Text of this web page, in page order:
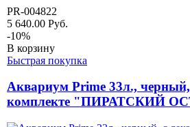
PR-004822
5 640.00 Руб.
-10%
В корзину
Быстрая покупка
Аквариум Prime 33л.,
комплекте "ПИРАТСКИЙ